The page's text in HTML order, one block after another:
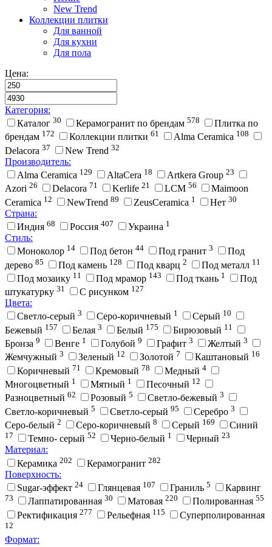
New Trend
Коллекции плитки
Для ванной
Для кухни
Для пола
Цена:
Категория:
Каталог 30 Керамогранит по брендам 578
Плитка по
брендам 172 Коллекции плитки 61 Alma Ceramica 108
Delacora 37 New Trend 32
Производитель:
Alma Ceramica 129 AltaCera 18 Artkera Group 23
Azori 26 Delacora 71 Kerlife 21 LCM 56
Maimoon
Ceramica 12 NewTrend 89 ZeusCeramica 1 Нет 30
Страна:
Индия 68 Россия 407 Украина 1
Стиль:
Моноколор 14 Под бетон 44 Под гранит 3
Под
дерево 85 Под камень 128 Под кварц 2 Под металл 11
Под мозаику 11 Под мрамор 143 Под ткань 1
Под
штукатурку 31 С рисунком 127
Цвета:
Cветло-серый 3 Cеро-коричневый 1 Cерый 10
Бежевый 157 Белая 3 Белый 175 Бирюзовый 11
Бронза 9 Венге 1 Голубой 9 Графит 3 Желтый 3
Жемчужный 3 Зеленый 12 Золотой 7 Каштановый 16
Коричневый 71 Кремовый 78 Медный 4
Многоцветный 1 Мятный 1 Песочный 12
Разноцветный 62 Розовый 5 Светло-бежевый 3
Светло-коричневый 5 Светло-серый 95 Серебро 3
Серо-белый 2 Серо-коричневый 8 Серый 169 Синий
17 Темно- серый 52 Черно-белый 1 Черный 23
Материал:
Керамика 202 Керамогранит 282
Поверхность:
Sugar-эффект 24 Глянцевая 107 Граниль 5 Карвинг
73 Лаппатированная 30 Матовая 220 Полированная 55
Ректификация 277 Рельефная 115 Суперполированная
12
Формат: